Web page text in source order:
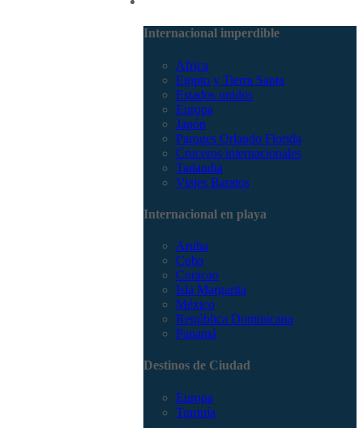
Internacional imperdible
Africa
Egipto y Tierra Santa
Estados unidos
Europa
Japón
Parques Orlando Florida
Cruceros internacionales
Tailandia
Viajes Baratos
Internacional en playa
Aruba
Cuba
Curacao
Isla Margarita
México
República Dominicana
Panamá
Destinos de Ciudad
Europa
Turquía